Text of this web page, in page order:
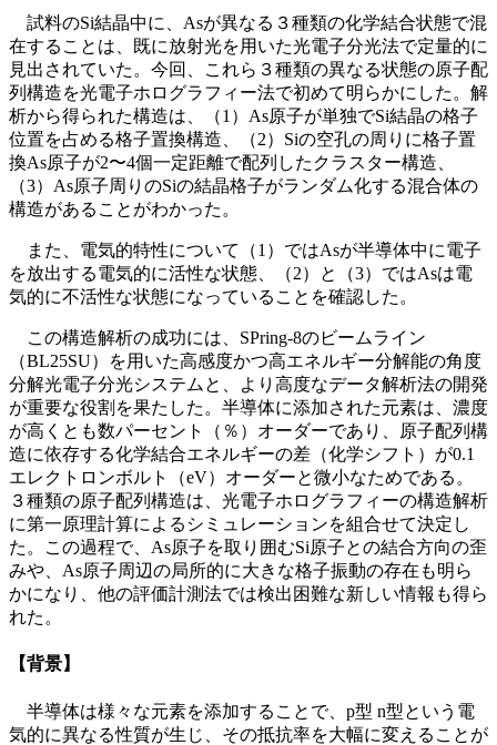
試料のSi結晶中に、Asが異なる３種類の化学結合状態で混
在することは、既に放射光を用いた光電子分光法で定量的に
見出されていた。今回、これら３種類の異なる状態の原子配
列構造を光電子ホログラフィー法で初めて明らかにした。解
析から得られた構造は、（1）As原子が単独でSi結晶の格子
位置を占める格子置換構造、（2）Siの空孔の周りに格子置
換As原子が2〜4個一定距離で配列したクラスター構造、
（3）As原子周りのSiの結晶格子がランダム化する混合体の
構造があることがわかった。
また、電気的特性について（1）ではAsが半導体中に電子
を放出する電気的に活性な状態、（2）と（3）ではAsは電
気的に不活性な状態になっていることを確認した。
この構造解析の成功には、SPring-8のビームライン
（BL25SU）を用いた高感度かつ高エネルギー分解能の角度
分解光電子分光システムと、より高度なデータ解析法の開発
が重要な役割を果たした。半導体に添加された元素は、濃度
が高くとも数パーセント（％）オーダーであり、原子配列構
造に依存する化学結合エネルギーの差（化学シフト）が0.1
エレクトロンボルト（eV）オーダーと微小なためである。
３種類の原子配列構造は、光電子ホログラフィーの構造解析
に第一原理計算によるシミュレーションを組合せて決定し
た。この過程で、As原子を取り囲むSi原子との結合方向の歪
みや、As原子周辺の局所的に大きな格子振動の存在も明ら
かになり、他の評価計測法では検出困難な新しい情報も得ら
れた。
【背景】
半導体は様々な元素を添加することで、p型 n型という電
気的に異なる性質が生じ、その抵抗率を大幅に変えることが